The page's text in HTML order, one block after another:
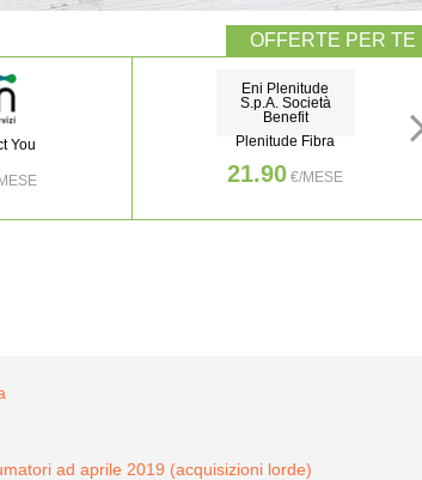
You
Eni Plenitude
S.p.A. Società
Benefit
Plenitude Fibra
21.90 €/MESE
ad aprile 2019 (acquisizioni lorde)